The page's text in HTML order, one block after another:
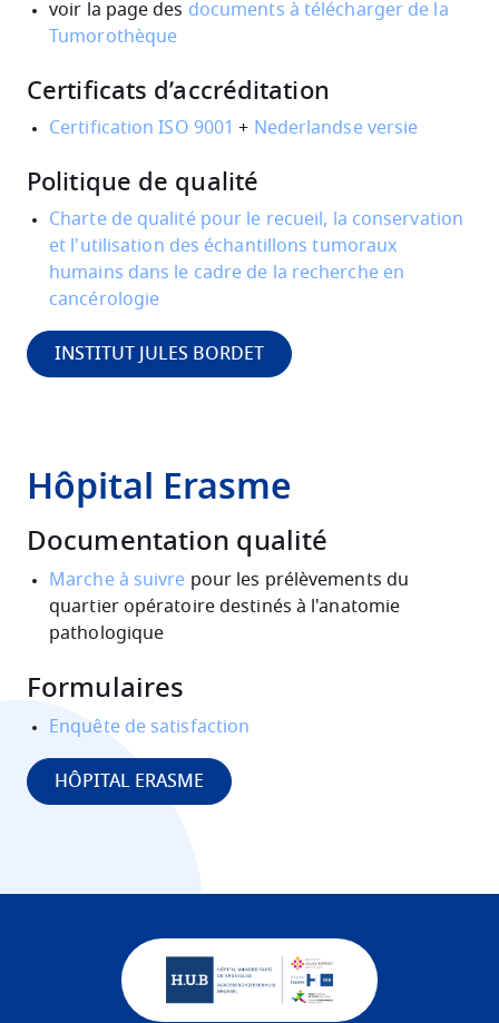
voir la page des documents à télécharger de la
Tumorothèque
Certificats d’accréditation
Certification ISO 9001 + Nederlandse versie
Politique de qualité
Charte de qualité pour le recueil, la conservation
et l'utilisation des échantillons tumoraux
humains dans le cadre de la recherche en
cancérologie
INSTITUT JULES BORDET
Hôpital Erasme
Documentation qualité
Marche à suivre pour les prélèvements du
quartier opératoire destinés à l'anatomie
pathologique
Formulaires
Enquête de satisfaction
HÔPITAL ERASME